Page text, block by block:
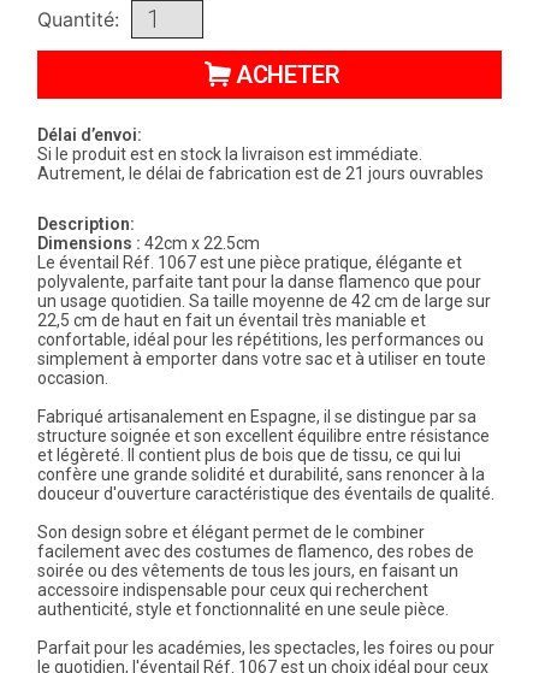
Quantité:
ACHETER
Délai d’envoi:
Si le produit est en stock la livraison est immédiate.
Autrement, le délai de fabrication est de 21 jours ouvrables
Description:
Dimensions : 42cm x 22.5cm
Le éventail Réf. 1067 est une pièce pratique, élégante et
polyvalente, parfaite tant pour la danse flamenco que pour
un usage quotidien. Sa taille moyenne de 42 cm de large sur
22,5 cm de haut en fait un éventail très maniable et
confortable, idéal pour les répétitions, les performances ou
simplement à emporter dans votre sac et à utiliser en toute
occasion.
Fabriqué artisanalement en Espagne, il se distingue par sa
structure soignée et son excellent équilibre entre résistance
et légèreté. Il contient plus de bois que de tissu, ce qui lui
confère une grande solidité et durabilité, sans renoncer à la
douceur d'ouverture caractéristique des éventails de qualité.
Son design sobre et élégant permet de le combiner
facilement avec des costumes de flamenco, des robes de
soirée ou des vêtements de tous les jours, en faisant un
accessoire indispensable pour ceux qui recherchent
authenticité, style et fonctionnalité en une seule pièce.
Parfait pour les académies, les spectacles, les foires ou pour
le quotidien, l'éventail Réf. 1067 est un choix idéal pour ceux